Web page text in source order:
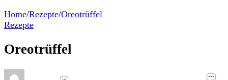
Home/Rezepte/Oreotrüffel
Rezepte
Oreotrüffel